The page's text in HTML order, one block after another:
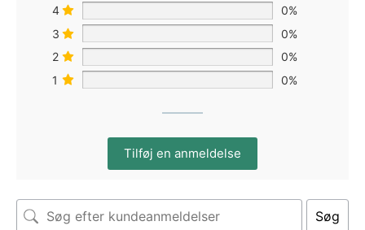
4
0%
3
0%
2
0%
1
0%
Tilføj en anmeldelse
Søg